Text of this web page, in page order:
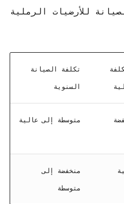
للأرضيات الرملية
تكلفة الصيانة
السنوية
متوسطة إلى عالية
منخفضة إلى
متوسطة